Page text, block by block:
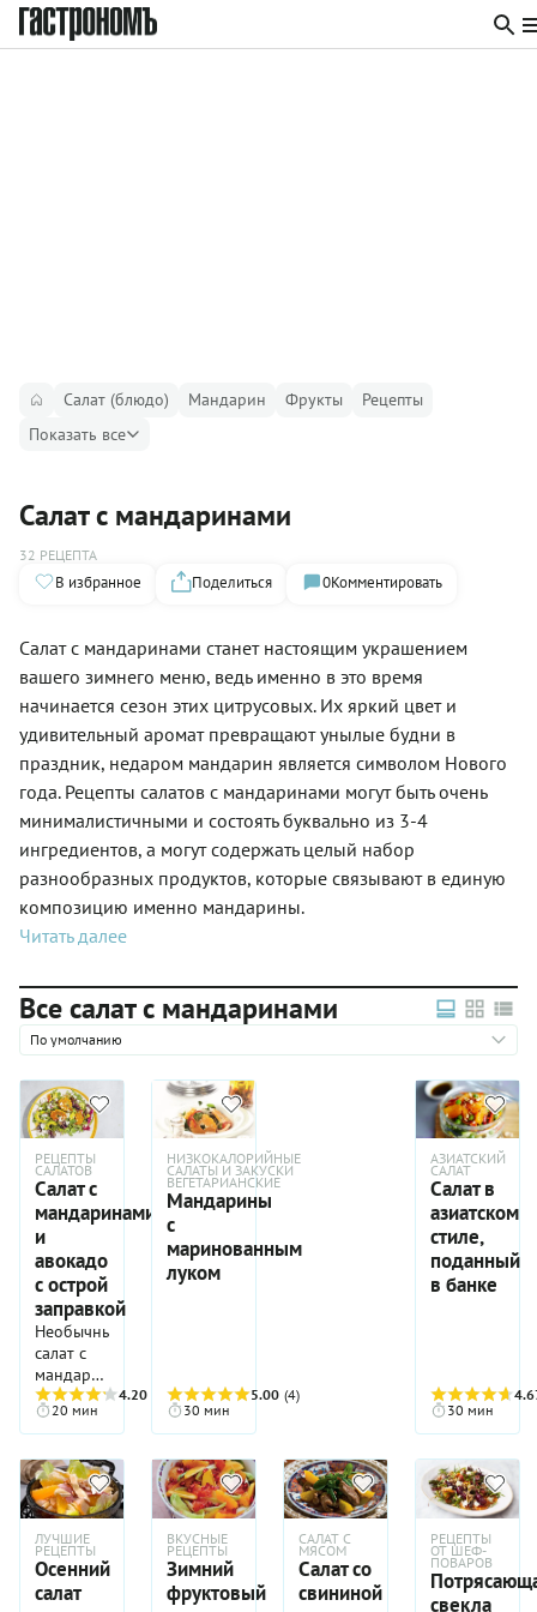
Салат (блюдо) Мандарин Фрукты
Рецепты
Показать все
Салат с мандаринами
32 РЕЦЕПТА
В избранное Поделиться 0Комментировать
Салат с мандаринами станет настоящим украшением
вашего зимнего меню, ведь именно в это время
начинается сезон этих цитрусовых. Их яркий цвет и
удивительный аромат превращают унылые будни в
праздник, недаром мандарин является символом Нового
года. Рецепты салатов с мандаринами могут быть очень
минималистичными и состоять буквально из 3-4
ингредиентов, а могут содержать целый набор
разнообразных продуктов, которые связывают в единую
композицию именно мандарины.
Читать далее
Все салат с мандаринами
По умолчанию
РЕЦЕПТЫ
САЛАТОВ
Салат с
мандаринами
и
авокадо
с острой
заправкой
Необычный
салат с
мандаринами
и
авокадо
идеально
подойдет
для
праздничного
ведь он
очень
яркий не
4.20
(5)
20 мин
НИЗКОКАЛОРИЙНЫЕ
САЛАТЫ И ЗАКУСКИ
ВЕГЕТАРИАНСКИЕ
Мандарины
с
маринованным
луком
5.00 (4)
30 мин
АЗИАТСКИЙ
САЛАТ
Салат в
азиатском
стиле,
поданный
в банке
30 мин
ЛУЧШИЕ
РЕЦЕПТЫ
Осенний
салат
ВКУСНЫЕ
РЕЦЕПТЫ
Зимний
фруктовый
САЛАТ С
МЯСОМ
Салат со
свининой
РЕЦЕПТЫ
ОТ ШЕФ-
ПОВАРОВ
свекла